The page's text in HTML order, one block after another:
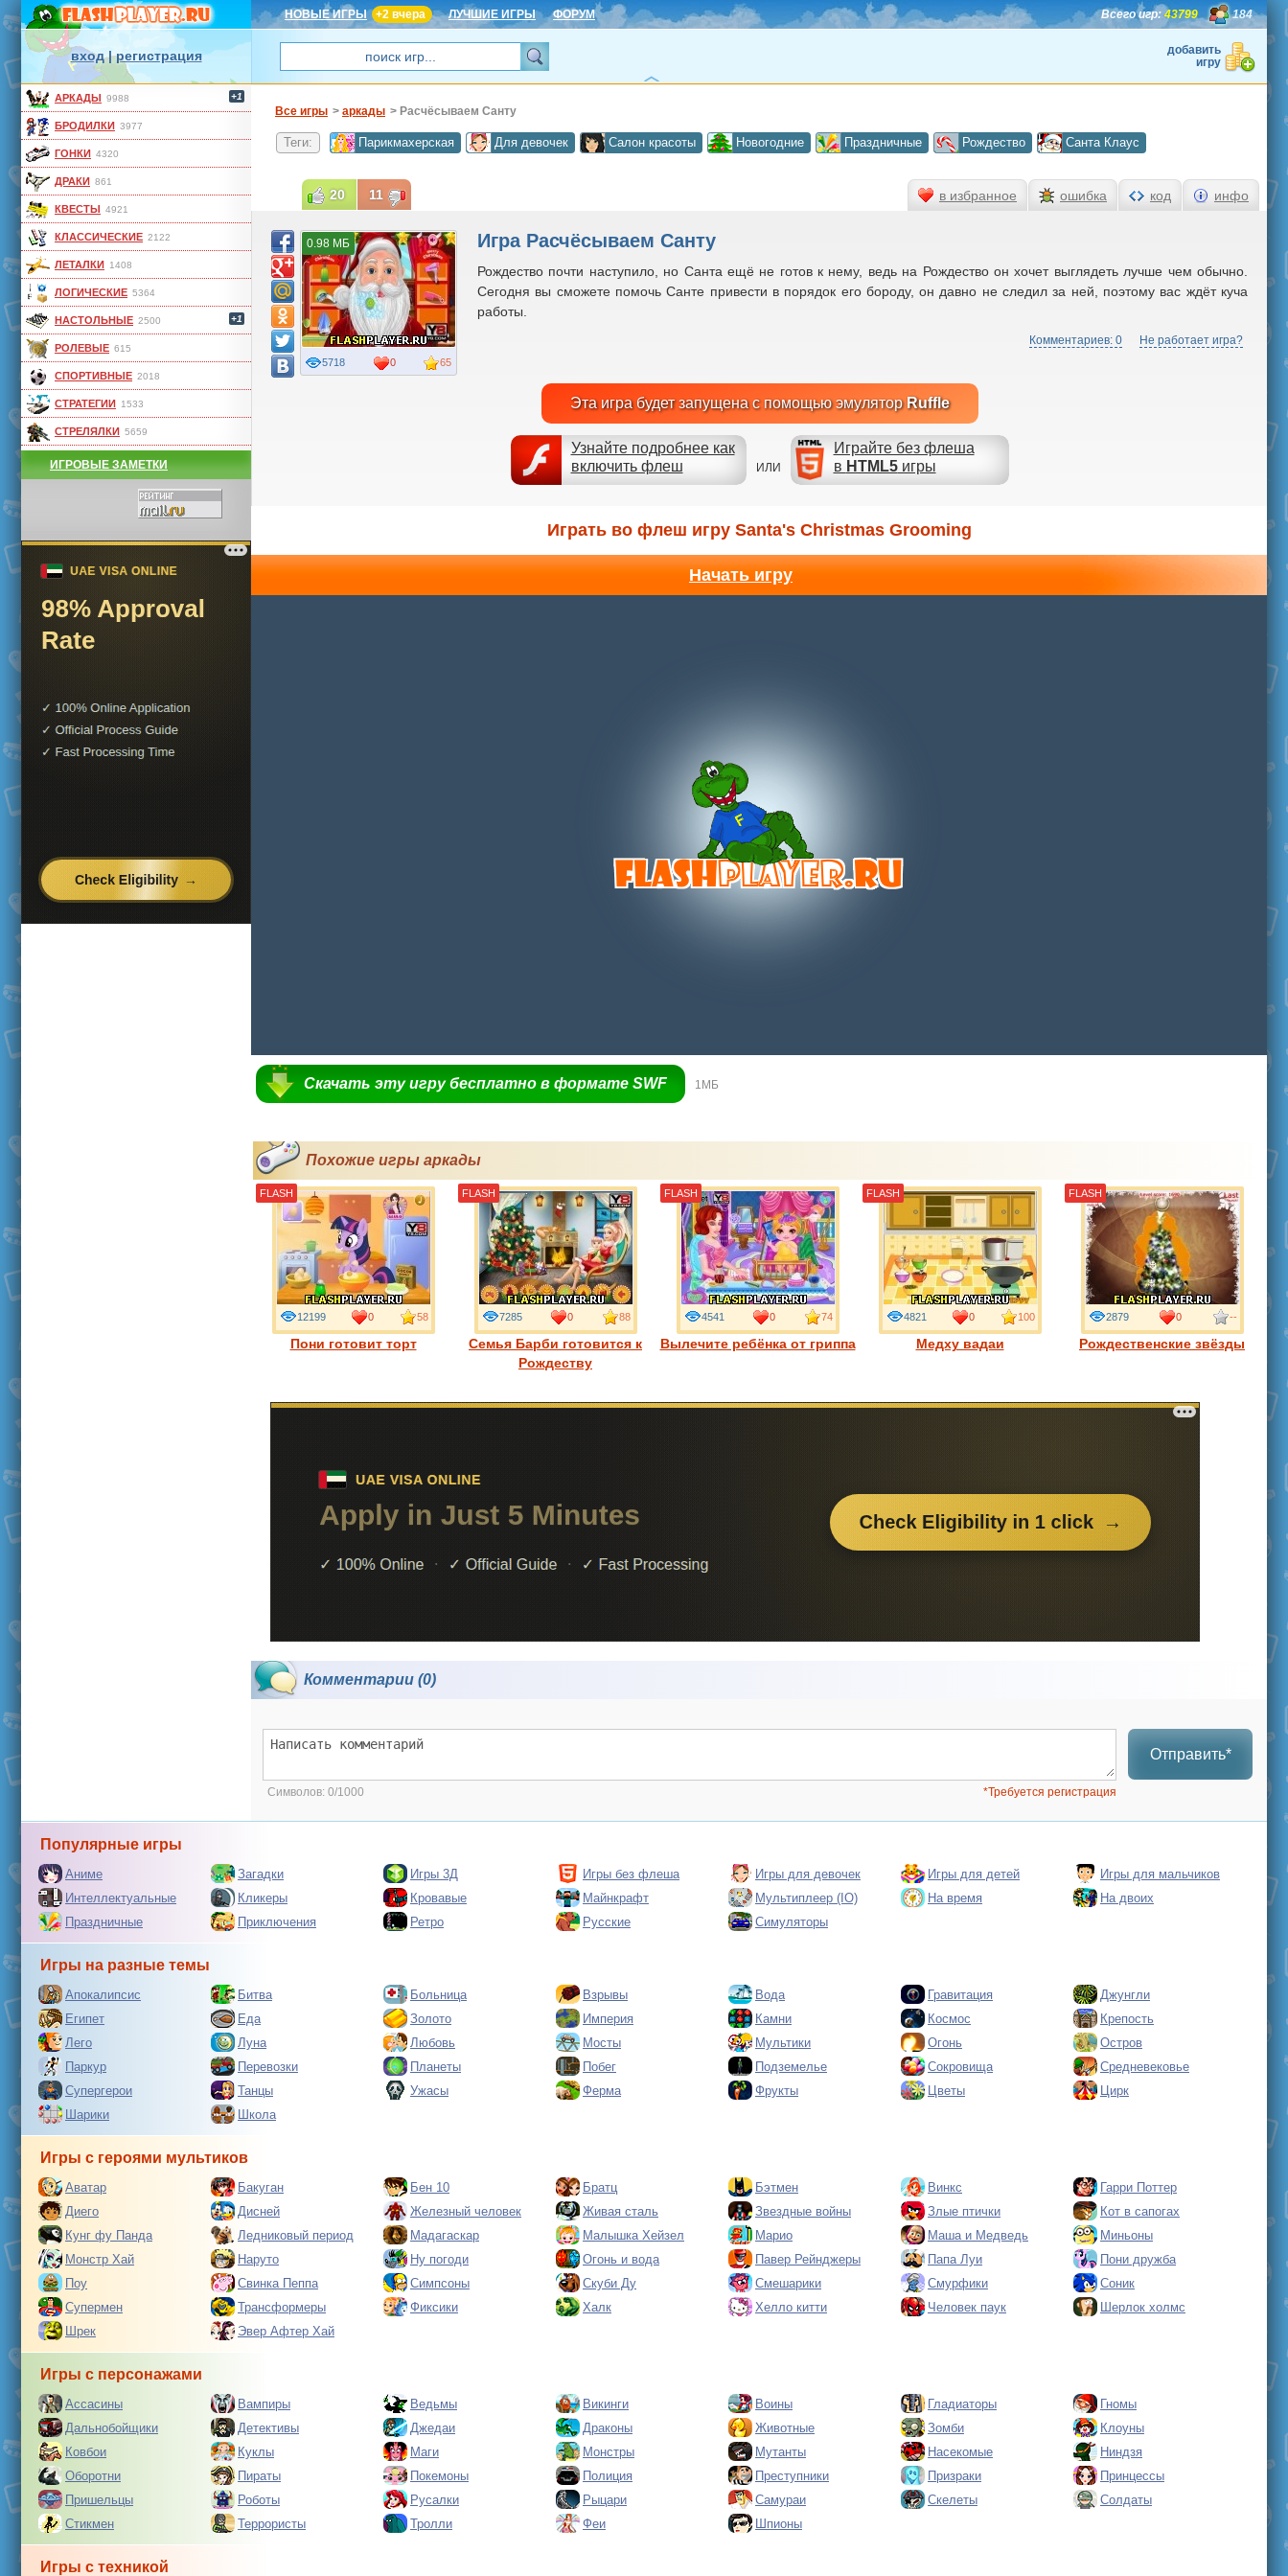
НОВЫЕ ИГРЫ +2 вчера ЛУЧШИЕ ИГРЫ ФОРУМ 184
Всего игр:43799
вход|регистрация
добавить
игру
АРКАДЫ 9988 +1
БРОДИЛКИ 3977
ГОНКИ 4320
ДРАКИ 861
КВЕСТЫ 4921
КЛАССИЧЕСКИЕ 2122
ЛЕТАЛКИ 1408
ЛОГИЧЕСКИЕ 5364
НАСТОЛЬНЫЕ 2500 +1
РОЛЕВЫЕ 615
СПОРТИВНЫЕ 2018
СТРАТЕГИИ 1533
СТРЕЛЯЛКИ 5659
ИГРОВЫЕ ЗАМЕТКИ
Все игры > аркады > Расчёсываем Санту
Теги: Парикмахерская Для девочек Салон красоты Новогодние Праздничные Рождество Санта Клаус
Игра Расчёсываем Санту
Рождество почти наступило, но Санта ещё не готов к нему, ведь на Рождество он хочет выглядеть лучше чем обычно.
Сегодня вы сможете помочь Санте привести в порядок его бороду, он давно не следил за ней, поэтому вас ждёт куча
работы.
Комментариев: 0 Не работает игра?
Эта игра будет запущена с помощью эмулятор Ruffle
Узнайте подробнее как
включить флеш
ИЛИ
Играйте без флеша
в HTML5игры
65
5718 0
0.98 МБ
20 11 в избранное ошибка код инфо
Играть во флеш игру Santa's Christmas Grooming
Начать игру
Скачать эту игру бесплатно в формате SWF 1МБ
Похожие игры аркады
Пони готовит торт
12199 0 58
FLASH
Семья Барби готовится к
Рождеству
7285 0 88
FLASH
Вылечите ребёнка от гриппа
4541 0 74
FLASH
Медху вадаи
4821 0 100
FLASH
Рождественские звёзды
2879 0 --
FLASH
Комментарии (0)
Отправить*
Символов: 0/1000 *Требуется регистрация
Популярные игры
Аниме Загадки Игры 3Д Игры без флеша Игры для девочек Игры для детей
Игры для мальчиков
Интеллектуальные
Кликеры Кровавые Майнкрафт Мультиплеер (IO) На время
На двоих
Праздничные
Приключения Ретро Русские Симуляторы
Игры на разные темы
Апокалипсис Битва Больница Взрывы Вода Гравитация
Джунгли
Египет
Еда Золото Империя Камни Космос
Крепость
Лего
Луна Любовь Мосты Мультики Огонь
Остров
Паркур
Перевозки Планеты Побег Подземелье Сокровища
Средневековье
Супергерои
Танцы Ужасы Ферма Фрукты Цветы
Цирк
Шарики
Школа
Игры с героями мультиков
Аватар Бакуган Бен 10 Братц Бэтмен Винкс
Гарри Поттер
Диего
Дисней Железный человек Живая сталь Звездные войны Злые птички
Кот в сапогах
Кунг фу Панда
Ледниковый период Мадагаскар Малышка Хейзел Марио Маша и Медведь
Миньоны
Монстр Хай
Наруто Ну погоди Огонь и вода Павер Рейнджеры Папа Луи
Пони дружба
Поу
Свинка Пеппа Симпсоны Скуби Ду Смешарики Смурфики
Соник
Супермен
Трансформеры Фиксики Халк Хелло китти Человек паук
Шерлок холмс
Шрек
Эвер Афтер Хай
Игры с персонажами
Ассасины Вампиры Ведьмы Викинги Воины Гладиаторы
Гномы
Дальнобойщики
Детективы Джедаи Драконы Животные Зомби
Клоуны
Ковбои
Куклы Маги Монстры Мутанты Насекомые
Ниндзя
Оборотни
Пираты Покемоны Полиция Преступники Призраки
Принцессы
Пришельцы
Роботы Русалки Рыцари Самураи Скелеты
Солдаты
Стикмен
Террористы Тролли Феи Шпионы
Игры с техникой